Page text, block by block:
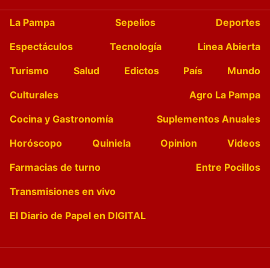
La Pampa Sepelios
Deportes
Espectáculos
Tecnología
Linea Abierta
Turismo
Salud Edictos País
Mundo
Culturales
Agro La Pampa
Cocina y Gastronomía
Suplementos Anuales
Horóscopo
Quiniela Opinion
Videos
Farmacias de turno
Entre Pocillos
Transmisiones en vivo
El Diario de Papel en DIGITAL